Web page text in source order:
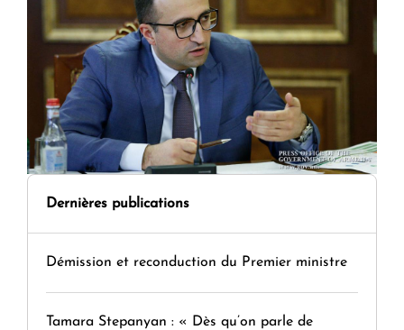
Dernières publications
Démission et reconduction du Premier ministre
Tamara Stepanyan : « Dès qu’on parle de